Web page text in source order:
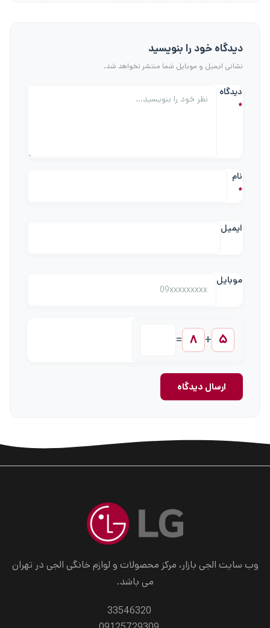
دیدگاه خود را بنویسید
نشانی ایمیل و موبایل شما منتشر نخواهد شد.
دیدگاه
*
نام
*
ایمیل
موبایل
۵ + ۸ =
ارسال دیدگاه
وب سایت الجی بازار، مرکز محصولات و لوازم خانگی الجی در تهران
می باشد.
33546320